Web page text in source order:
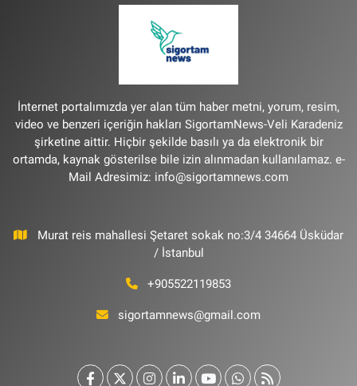
İnternet portalımızda yer alan tüm haber metni, yorum, resim,
video ve benzeri içeriğin hakları SigortamNews-Veli Karadeniz
şirketine aittir. Hiçbir şekilde basılı ya da elektronik bir
ortamda, kaynak gösterilse bile izin alınmadan kullanılamaz. e-
Mail Adresimiz: info@sigortamnews.com
Murat reis mahallesi Şetaret sokak no:3/4 34664 Üsküdar
/ İstanbul
+905522119853
sigortamnews@gmail.com